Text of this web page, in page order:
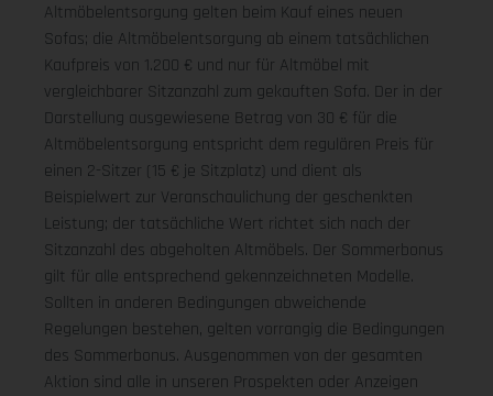
Altmöbelentsorgung gelten beim Kauf eines neuen
Sofas; die Altmöbelentsorgung ab einem tatsächlichen
Kaufpreis von 1.200 € und nur für Altmöbel mit
vergleichbarer Sitzanzahl zum gekauften Sofa. Der in der
Darstellung ausgewiesene Betrag von 30 € für die
Altmöbelentsorgung entspricht dem regulären Preis für
einen 2-Sitzer (15 € je Sitzplatz) und dient als
Beispielwert zur Veranschaulichung der geschenkten
Leistung; der tatsächliche Wert richtet sich nach der
Sitzanzahl des abgeholten Altmöbels. Der Sommerbonus
gilt für alle entsprechend gekennzeichneten Modelle.
Sollten in anderen Bedingungen abweichende
Regelungen bestehen, gelten vorrangig die Bedingungen
des Sommerbonus. Ausgenommen von der gesamten
Aktion sind alle in unseren Prospekten oder Anzeigen